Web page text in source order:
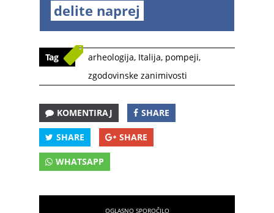
delite naprej
Tag arheologija, Italija, pompeji,
zgodovinske zanimivosti
KOMENTIRAJ SHARE
SHARE SHARE
WHATSAPP